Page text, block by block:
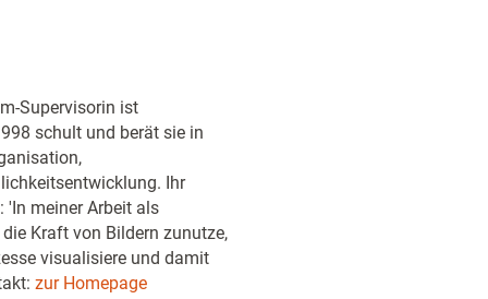
Supervisorin ist
schult und berät sie in
Ihr
'In meiner Arbeit als
Kraft von Bildern zunutze,
visualisiere und damit
zur Homepage